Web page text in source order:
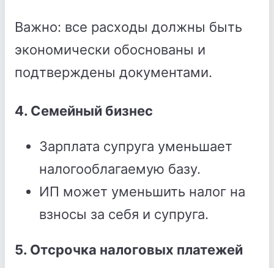
Важно: все расходы должны быть
экономически обоснованы и
подтверждены документами.
4. Семейный бизнес
Зарплата супруга уменьшает
налогооблагаемую базу.
ИП может уменьшить налог на
взносы за себя и супруга.
5. Отсрочка налоговых платежей